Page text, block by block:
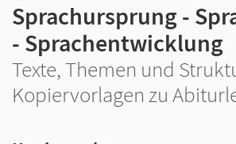
Sprachursprung -
- Sprachentwicklung
Texte, Themen und
Kopiervorlagen zu